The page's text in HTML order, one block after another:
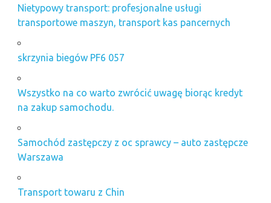
Nietypowy transport: profesjonalne usługi
transportowe maszyn, transport kas pancernych
skrzynia biegów PF6 057
Wszystko na co warto zwrócić uwagę biorąc kredyt
na zakup samochodu.
Samochód zastępczy z oc sprawcy – auto zastępcze
Warszawa
Transport towaru z Chin